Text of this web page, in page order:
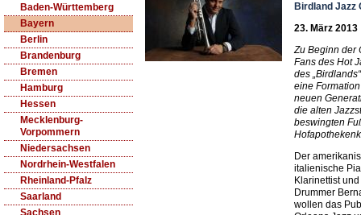
Baden-Württemberg
Bayern
Berlin
Brandenburg
Bremen
Hamburg
Hessen
Mecklenburg-
Vorpommern
Niedersachsen
Nordrhein-Westfalen
Rheinland-Pfalz
Saarland
Sachsen
Birdland Jazz
23. März 2013
Zu Beginn der
Fans des Hot
des
eine
neuen
die alten
beswingten
Der
italienische
Klarinettist
Drummer
wollen das